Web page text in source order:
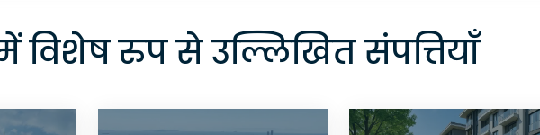
विशेष रुप से उल्लिखित संपत्तियाँ